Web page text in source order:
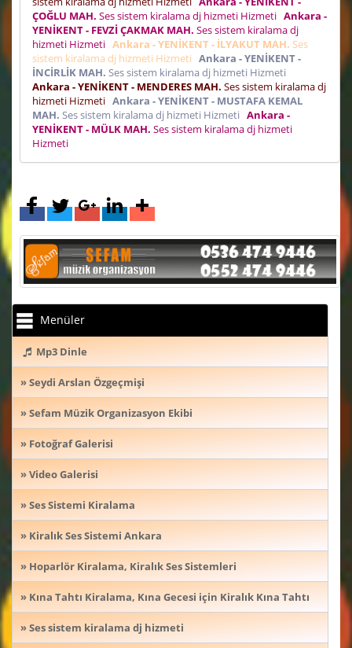
ÇOĞLU MAH. Ses sistem kiralama dj hizmeti Hizmeti Ankara -
YENİKENT - FEVZİ ÇAKMAK MAH. Ses sistem kiralama dj
hizmeti Hizmeti Ankara - YENİKENT - İLYAKUT MAH. Ses
sistem kiralama dj hizmeti Hizmeti Ankara - YENİKENT -
İNCİRLİK MAH. Ses sistem kiralama dj hizmeti Hizmeti
Ankara - YENİKENT - MENDERES MAH. Ses sistem kiralama dj
hizmeti Hizmeti Ankara - YENİKENT - MUSTAFA KEMAL
MAH. Ses sistem kiralama dj hizmeti Hizmeti Ankara -
YENİKENT - MÜLK MAH. Ses sistem kiralama dj hizmeti
Hizmeti
Menüler
Mp3 Dinle
» Seydi Arslan Özgeçmişi
» Sefam Müzik Organizasyon Ekibi
» Fotoğraf Galerisi
» Video Galerisi
» Ses Sistemi Kiralama
» Kiralık Ses Sistemi Ankara
» Hoparlör Kiralama, Kiralık Ses Sistemleri
» Kına Tahtı Kiralama, Kına Gecesi için Kiralık Kına Tahtı
» Ses sistem kiralama dj hizmeti